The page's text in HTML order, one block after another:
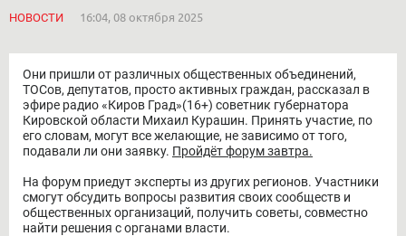
НОВОСТИ 16:04, 08 октября 2025
Они пришли от различных общественных объединений,
ТОСов, депутатов, просто активных граждан, рассказал в
эфире радио «Киров Град»(16+) советник губернатора
Кировской области Михаил Курашин. Принять участие, по
его словам, могут все желающие, не зависимо от того,
подавали ли они заявку. Пройдёт форум завтра.
На форум приедут эксперты из других регионов. Участники
смогут обсудить вопросы развития своих сообществ и
общественных организаций, получить советы, совместно
найти решения с органами власти.